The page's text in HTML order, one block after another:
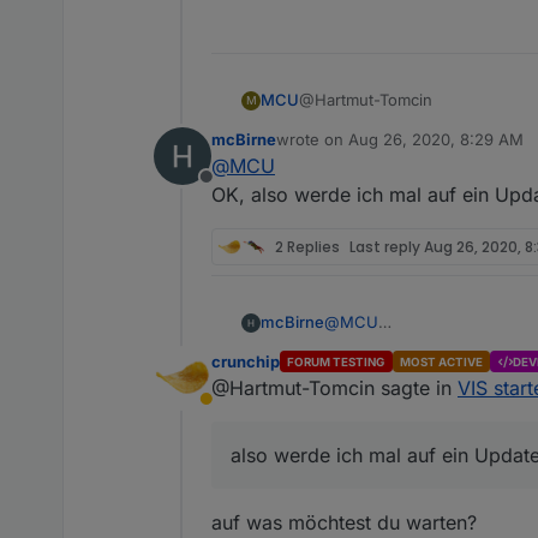
M MCU@Hartmut-Tomcin
https://forum.iobroker.net/
Es kommt momentan auf die
https://forum.iobroker.net/
Offline
mcBirnewrote on Aug 26, 2020, 8:29 AM
last edited by
@MCU
OK, also werde ich mal auf ein
2 Replies Last replyAug 26, 2020,
mcBirne@MCU
Away
crunchip FORUM TESTING MOST ACTIVE
@Hartmut-Tomcin sagte in VIS
also werde ich mal auf ein
auf was möchtest du warten?